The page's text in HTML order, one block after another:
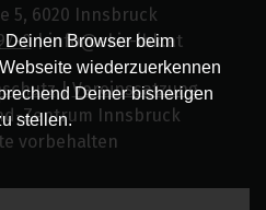
Deinen Browser beim
wiederzuerkennen
Deiner bisherigen
stellen.
5, 6020 Innsbruck
0| info@ekiz-ibk.at
|Vereinssatzung
Zentrum Innsbruck
vorbehalten